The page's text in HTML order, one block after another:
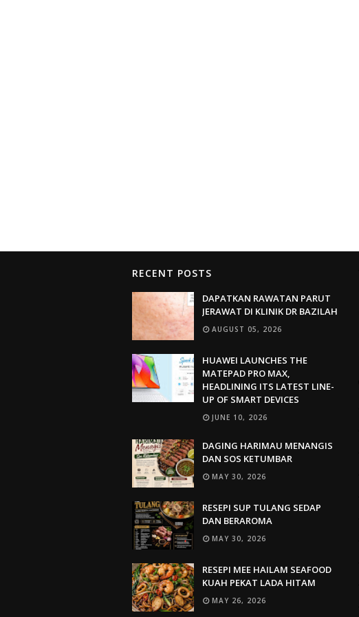
RECENT POSTS
DAPATKAN RAWATAN PARUT
JERAWAT DI KLINIK DR BAZILAH
AUGUST 05, 2026
HUAWEI LAUNCHES THE
MATEPAD PRO MAX,
HEADLINING ITS LATEST LINE-
UP OF SMART DEVICES
JUNE 10, 2026
DAGING HARIMAU MENANGIS
DAN SOS KETUMBAR
MAY 30, 2026
RESEPI SUP TULANG SEDAP
DAN BERAROMA
MAY 30, 2026
RESEPI MEE HAILAM SEAFOOD
KUAH PEKAT LADA HITAM
MAY 26, 2026